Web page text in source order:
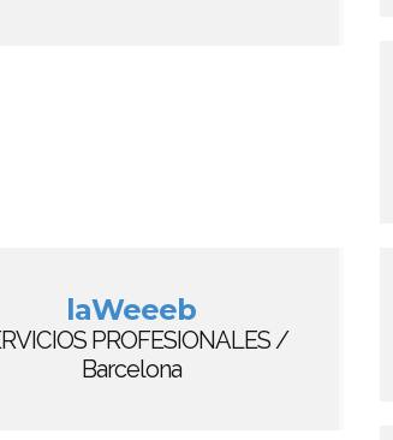
laWeeeb
PROFESIONALES /
Barcelona